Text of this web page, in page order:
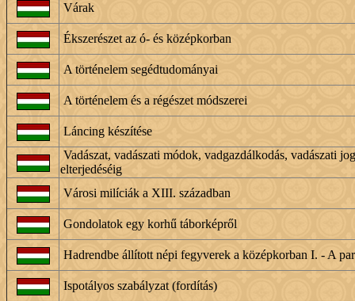
Várak
Ékszerészet az ó- és középkorban
A történelem segédtudományai
A történelem és a régészet módszerei
Láncing készítése
Vadászat, vadászati módok, vadgazdálkodás, vadászati
elterjedéséig
Városi milíciák a XIII. században
Gondolatok egy korhű táborképről
Hadrendbe állított népi fegyverek a középkorban I. - A
Ispotályos szabályzat (fordítás)